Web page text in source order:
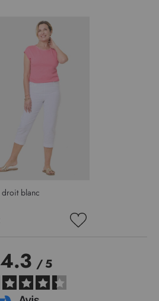
droit blanc
4.3/5